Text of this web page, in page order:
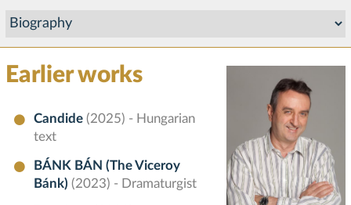
Earlier works
Candide (2025) - Hungarian
text
BÁNK BÁN (The Viceroy
Bánk) (2023) - Dramaturgist